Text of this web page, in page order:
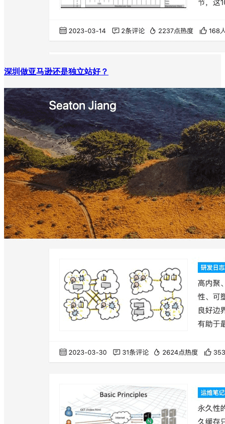
深圳做亚马逊还是独立站好？